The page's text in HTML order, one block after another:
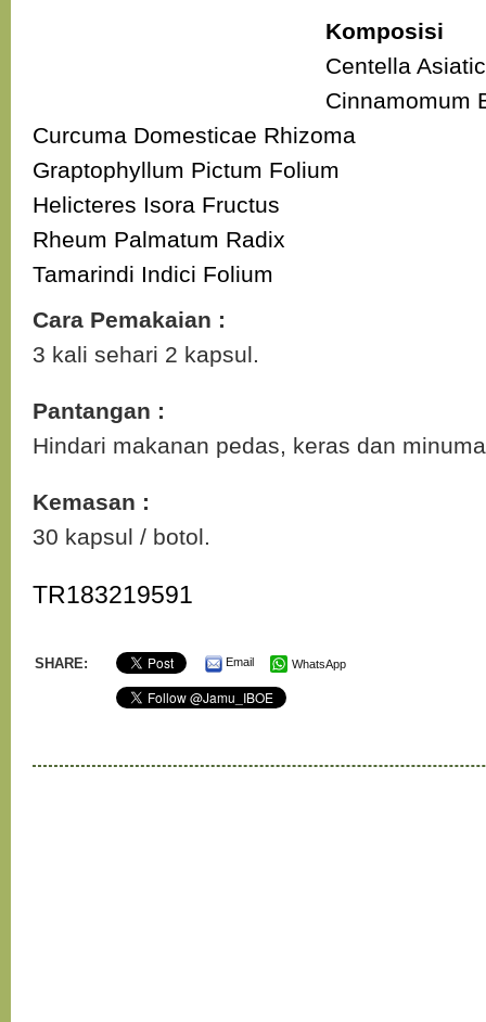
Komposisi
Centella
Cinnamomum
Curcuma Domesticae Rhizoma
Graptophyllum Pictum Folium
Helicteres Isora Fructus
Rheum Palmatum Radix
Tamarindi Indici Folium
Cara Pemakaian :
3 kali sehari 2 kapsul.
Pantangan :
Hindari makanan pedas, keras dan
Kemasan :
30 kapsul / botol.
TR183219591
SHARE: Email WhatsApp